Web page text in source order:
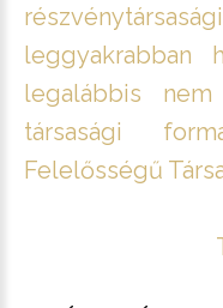
leggyakrabban
legalábbis
társasági
Felelősségű